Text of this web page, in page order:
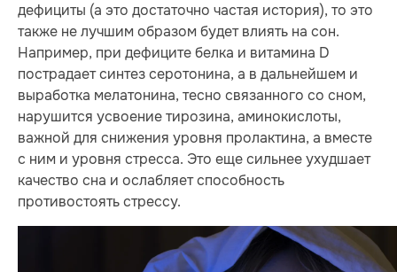
дефициты (а это достаточно частая история), то это
также не лучшим образом будет влиять на сон.
Например, при дефиците белка и витамина D
пострадает синтез серотонина, а в дальнейшем и
выработка мелатонина, тесно связанного со сном,
нарушится усвоение тирозина, аминокислоты,
важной для снижения уровня пролактина, а вместе
с ним и уровня стресса. Это еще сильнее ухудшает
качество сна и ослабляет способность
противостоять стрессу.